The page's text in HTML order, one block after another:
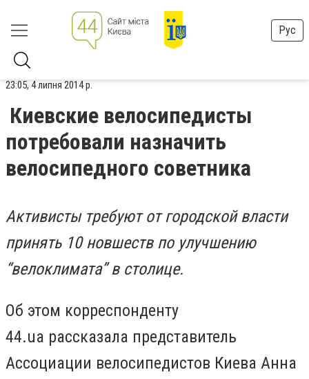
Рус
23:05, 4 липня 2014 р.
Киевские велосипедисты
потребовали назначить
велосипедного советника
Активисты требуют от городской власти
принять 10 новшеств по улучшению
“велоклимата” в столице.
Об этом корреспонденту
44.ua рассказала представитель
Ассоциации велосипедистов Киева Анна